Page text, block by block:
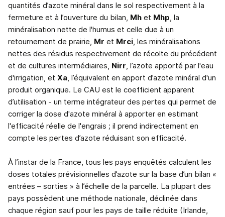
quantités d’azote minéral dans le sol respectivement à la
fermeture et à l’ouverture du bilan, Mh et Mhp, la
minéralisation nette de l'humus et celle due à un
retournement de prairie, Mr et Mrci, les minéralisations
nettes des résidus respectivement de récolte du précédent
et de cultures intermédiaires, Nirr, l’azote apporté par l'eau
d'irrigation, et Xa, l’équivalent en apport d’azote minéral d'un
produit organique. Le CAU est le coefficient apparent
d’utilisation - un terme intégrateur des pertes qui permet de
corriger la dose d'azote minéral à apporter en estimant
l'efficacité réelle de l'engrais ; il prend indirectement en
compte les pertes d’azote réduisant son efficacité.
À l’instar de la France, tous les pays enquêtés calculent les
doses totales prévisionnelles d’azote sur la base d’un bilan «
entrées – sorties » à l’échelle de la parcelle. La plupart des
pays possèdent une méthode nationale, déclinée dans
chaque région sauf pour les pays de taille réduite (Irlande,